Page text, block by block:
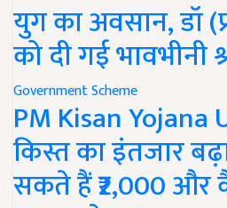
युग का अवसान, डॉ
को दी गई भावभीनी
Government Scheme
PM Kisan Yojana
किस्त का इंतजार
सकते हैं ₹2,000